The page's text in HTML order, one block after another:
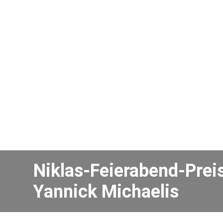
Niklas-Feierabend-
Yannick Michaelis